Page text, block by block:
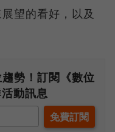
望的看好，以及
勢！訂閱《數位
動訊息